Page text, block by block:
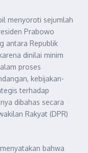
menyoroti sejumlah
Prabowo
antara Republik
dinilai minim
proses
kebijakan-
terhadap
dibahas secara
Rakyat (DPR)
bahwa